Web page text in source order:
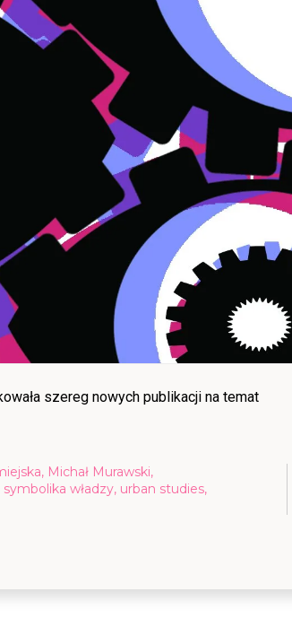
szereg nowych publikacji na temat
, Michał Murawski,
symbolika władzy, urban studies,